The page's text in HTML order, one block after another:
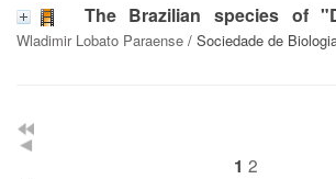
The Brazilian species of
Wladimir Lobato Paraense / Sociedade de
1 2